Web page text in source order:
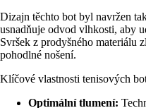
Dizajn těchto bot byl navržen
usnadňuje odvod vlhkosti, aby
Svršek z prodyšného materiálu
pohodlné nošení.
Klíčové vlastnosti tenisových
Optimální tlumení: